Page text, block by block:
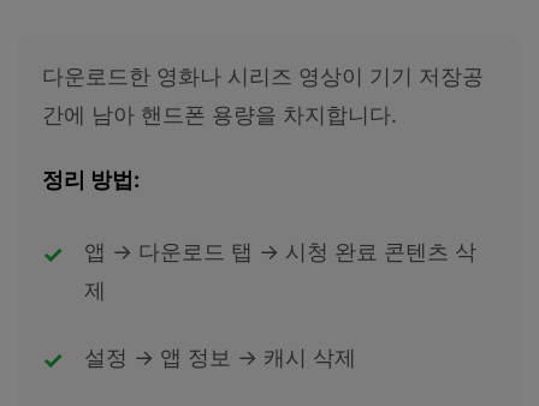
다운로드한 영화나 시리즈 영상이 기기 저장공
간에 남아 핸드폰 용량을 차지합니다.
정리 방법:
앱 → 다운로드 탭 → 시청 완료 콘텐츠 삭
제
설정 → 앱 정보 → 캐시 삭제